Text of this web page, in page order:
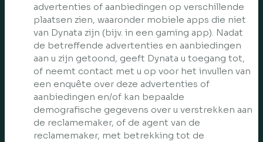
advertenties of aanbiedingen op verschillende
plaatsen zien, waaronder mobiele apps die niet
van Dynata zijn (bijv. in een gaming app). Nadat
de betreffende advertenties en aanbiedingen
aan u zijn getoond, geeft Dynata u toegang tot,
of neemt contact met u op voor het invullen van
een enquête over deze advertenties of
aanbiedingen en/of kan bepaalde
demografische gegevens over u verstrekken aan
de reclamemaker, of de agent van de
reclamemaker, met betrekking tot de